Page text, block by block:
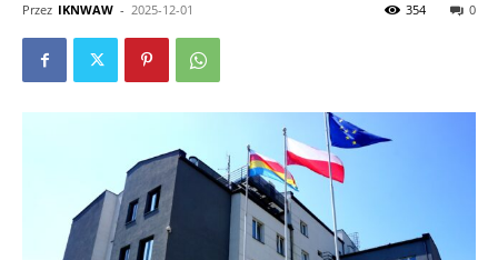
Przez IKNWAW - 2025-12-01 0
354